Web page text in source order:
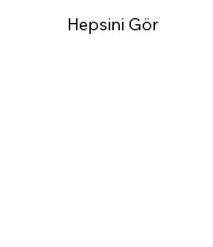
Hepsini Gör